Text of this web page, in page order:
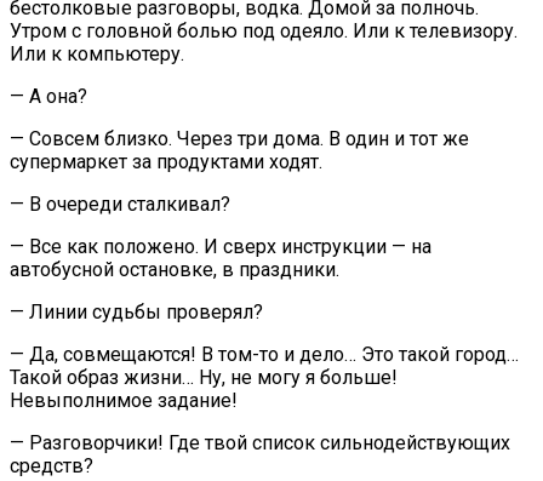
бестолковые разговоры, водка. Домой за полночь.
Утром с головной болью под одеяло. Или к телевизору.
Или к компьютеру.
— А она?
— Совсем близко. Через три дома. В один и тот же
супермаркет за продуктами ходят.
— В очереди сталкивал?
— Все как положено. И сверх инструкции — на
автобусной остановке, в праздники.
— Линии судьбы проверял?
— Да, совмещаются! В том-то и дело… Это такой город…
Такой образ жизни… Ну, не могу я больше!
Невыполнимое задание!
— Разговорчики! Где твой список сильнодействующих
средств?